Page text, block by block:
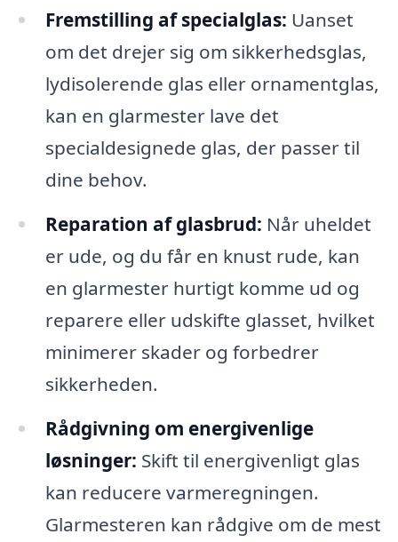
Fremstilling af specialglas: Uanset
om det drejer sig om sikkerhedsglas,
lydisolerende glas eller ornamentglas,
kan en glarmester lave det
specialdesignede glas, der passer til
dine behov.
Reparation af glasbrud: Når uheldet
er ude, og du får en knust rude, kan
en glarmester hurtigt komme ud og
reparere eller udskifte glasset, hvilket
minimerer skader og forbedrer
sikkerheden.
Rådgivning om energivenlige
løsninger: Skift til energivenligt glas
kan reducere varmeregningen.
Glarmesteren kan rådgive om de mest